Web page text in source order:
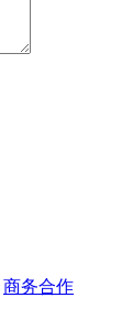
商务合作